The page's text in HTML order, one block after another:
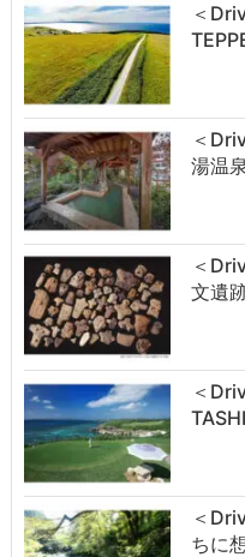
＜
＜
湯温
＜
文遺
＜
＜
ちに